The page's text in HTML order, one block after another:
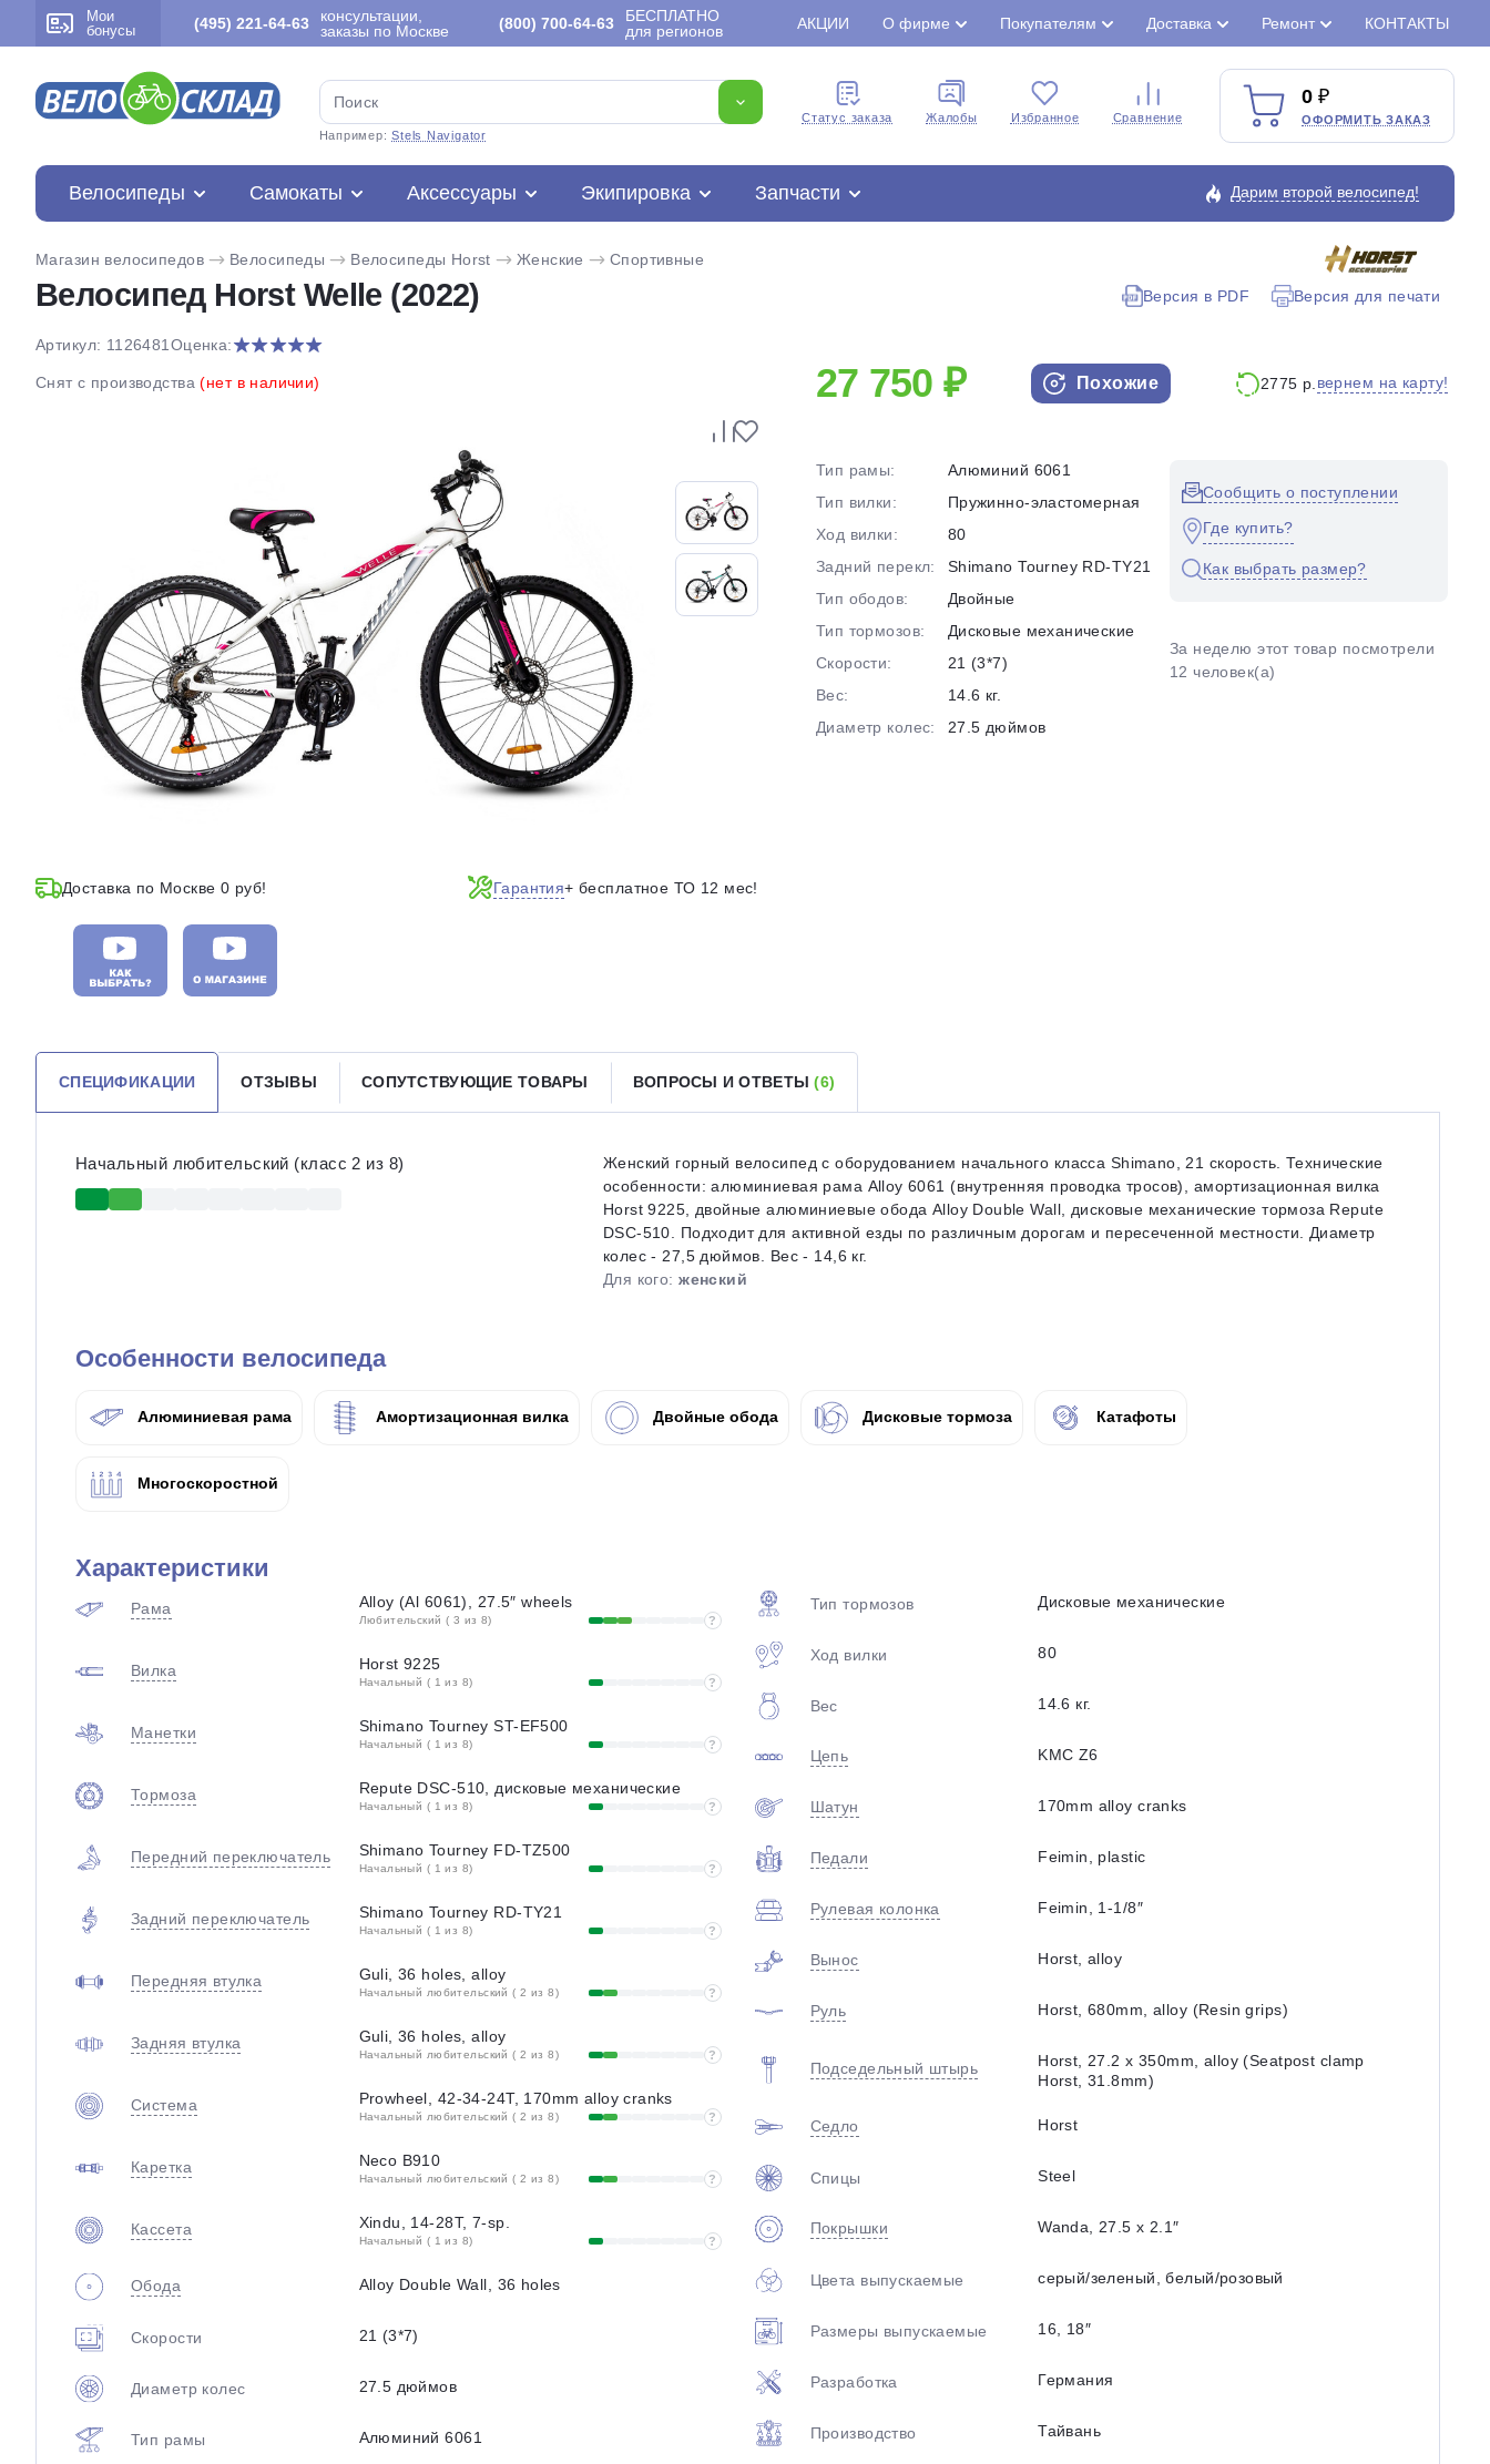
Мои
бонусы
(495) 221-64-63
консультации,
заказы по Москве
(800) 700-64-63
БЕСПЛАТНО
для регионов
АКЦИИ О фирме Покупателям Доставка Ремонт КОНТАКТЫ
Например:Stels Navigator
Cтатус заказа Жалобы Избранное Сравнение
0
ОФОРМИТЬ ЗАКАЗ
Велосипеды Самокаты Аксессуары Экипировка Запчасти Дарим второй велосипед!
Магазин велосипедов Велосипеды Велосипеды Horst Женские Спортивные
Велосипед Horst Welle (2022) Версия в PDF Версия для печати
Артикул: 1126481 Оценка:
Снят с производства(нет в наличии)
Доставка по Москве 0 руб! Гарантия+ бесплатное ТО 12 мес!
27 750 ₽ Похожие 2775 р. вернем на карту!
Тип рамы:
Алюминий 6061
Тип вилки:
Пружинно-эластомерная
Ход вилки:
80
Задний перекл:
Shimano Tourney RD-TY21
Тип ободов:
Двойные
Тип тормозов:
Дисковые механические
Скорости:
21 (3*7)
Вес:
14.6 кг.
Диаметр колес:
27.5 дюймов
Сообщить о поступлении
Где купить?
Как выбрать размер?
За неделю этот товар посмотрели
12 человек(а)
СПЕЦИФИКАЦИИ ОТЗЫВЫ СОПУТСТВУЮЩИЕ ТОВАРЫ ВОПРОСЫ И ОТВЕТЫ(6)
Начальный любительский (класс 2 из 8)
Женский горный велосипед с оборудованием начального класса Shimano, 21 скорость. Технические
особенности: алюминиевая рама Alloy 6061 (внутренняя проводка тросов), амортизационная вилка
Horst 9225, двойные алюминиевые обода Alloy Double Wall, дисковые механические тормоза Repute
DSC-510. Подходит для активной езды по различным дорогам и пересеченной местности. Диаметр
колес - 27,5 дюймов. Вес - 14,6 кг.
Для кого:женский
Особенности велосипеда
Алюминиевая рама Амортизационная вилка Двойные обода Дисковые тормоза Катафоты
Многоскоростной
Характеристики
Рама Alloy (Al 6061), 27.5″ wheels
Любительский ( 3 из 8) ?
Вилка Horst 9225
Начальный ( 1 из 8) ?
Манетки Shimano Tourney ST-EF500
Начальный ( 1 из 8) ?
Тормоза Repute DSC-510, дисковые механические
Начальный ( 1 из 8) ?
Передний переключатель Shimano Tourney FD-TZ500
Начальный ( 1 из 8) ?
Задний переключатель Shimano Tourney RD-TY21
Начальный ( 1 из 8) ?
Передняя втулка Guli, 36 holes, alloy
Начальный любительский ( 2 из 8) ?
Задняя втулка Guli, 36 holes, alloy
Начальный любительский ( 2 из 8) ?
Система Prowheel, 42-34-24T, 170mm alloy cranks
Начальный любительский ( 2 из 8) ?
Каретка Neco B910
Начальный любительский ( 2 из 8) ?
Кассета Xindu, 14-28T, 7-sp.
Начальный ( 1 из 8) ?
Обода Alloy Double Wall, 36 holes
Скорости 21 (3*7)
Диаметр колес 27.5 дюймов
Тип рамы Алюминий 6061
Тип тормозов Дисковые механические
Ход вилки 80
Вес 14.6 кг.
Цепь KMC Z6
Шатун 170mm alloy cranks
Педали Feimin, plastic
Рулевая колонка Feimin, 1-1/8″
Вынос Horst, alloy
Руль Horst, 680mm, alloy (Resin grips)
Подседельный штырь
Horst, 27.2 x 350mm, alloy (Seatpost clamp
Horst, 31.8mm)
Седло Horst
Спицы Steel
Покрышки Wanda, 27.5 x 2.1″
Цвета выпускаемые серый/зеленый, белый/розовый
Размеры выпускаемые 16, 18″
Разработка Германия
Производство Тайвань
Разбейте
оплату
на части
без переплат
График платежей
Сегодня
25%
Подробнееоб оплате Плайтом
раз в 2
раз в 2 недели
Остались вопросы?